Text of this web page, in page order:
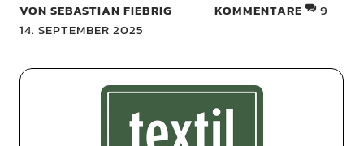
VON SEBASTIAN FIEBRIG
14. SEPTEMBER 2025
KOMMENTARE 9